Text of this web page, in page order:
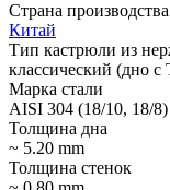
Страна производства
Китай
Тип кастрюли из
классический (дно
Марка стали
AISI 304 (18/10, 18/8)
Толщина дна
~ 5.20 mm
Толщина стенок